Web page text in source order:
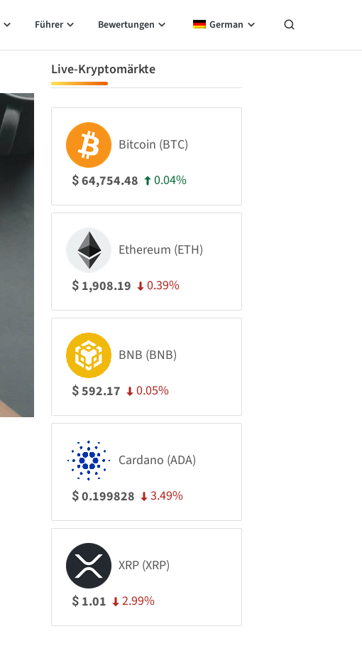
Führer Bewertungen German
Live-Kryptomärkte
Bitcoin (BTC)
$64,754.48 0.04%
Ethereum (ETH)
$ 1,908.19 0.39%
BNB (BNB)
$592.17 0.05%
Cardano (ADA)
$0.199828 3.49%
XRP (XRP)
$ 1.01 2.99%